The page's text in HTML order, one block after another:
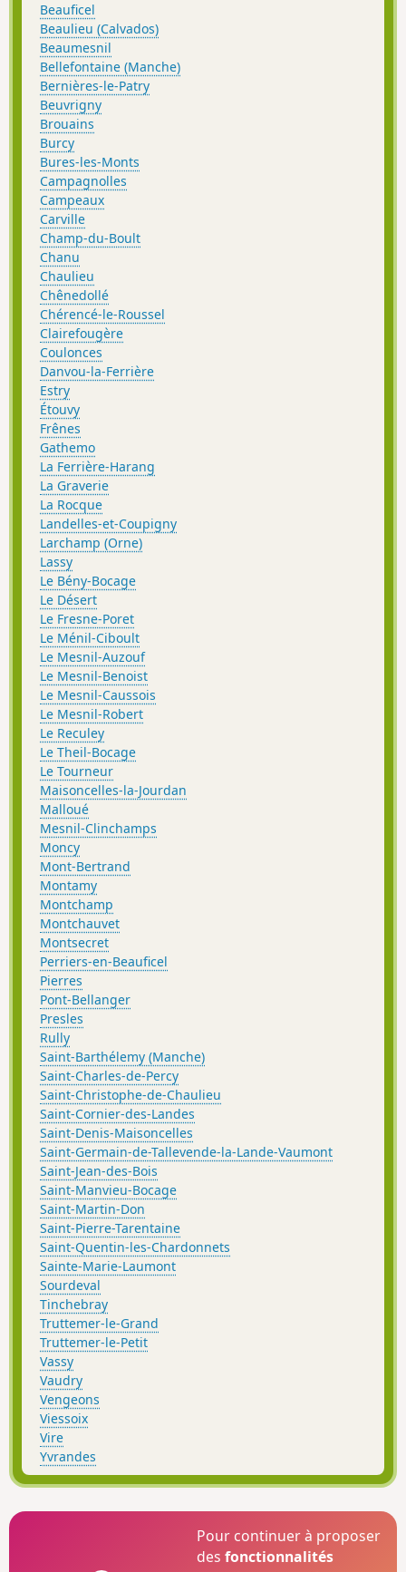
Beauficel
Beaulieu (Calvados)
Beaumesnil
Bellefontaine (Manche)
Bernières-le-Patry
Beuvrigny
Brouains
Burcy
Bures-les-Monts
Campagnolles
Campeaux
Carville
Champ-du-Boult
Chanu
Chaulieu
Chênedollé
Chérencé-le-Roussel
Clairefougère
Coulonces
Danvou-la-Ferrière
Estry
Étouvy
Frênes
Gathemo
La Ferrière-Harang
La Graverie
La Rocque
Landelles-et-Coupigny
Larchamp (Orne)
Lassy
Le Bény-Bocage
Le Désert
Le Fresne-Poret
Le Ménil-Ciboult
Le Mesnil-Auzouf
Le Mesnil-Benoist
Le Mesnil-Caussois
Le Mesnil-Robert
Le Reculey
Le Theil-Bocage
Le Tourneur
Maisoncelles-la-Jourdan
Malloué
Mesnil-Clinchamps
Moncy
Mont-Bertrand
Montamy
Montchamp
Montchauvet
Montsecret
Perriers-en-Beauficel
Pierres
Pont-Bellanger
Presles
Rully
Saint-Barthélemy (Manche)
Saint-Charles-de-Percy
Saint-Christophe-de-Chaulieu
Saint-Cornier-des-Landes
Saint-Denis-Maisoncelles
Saint-Germain-de-Tallevende-la-Lande-Vaumont
Saint-Jean-des-Bois
Saint-Manvieu-Bocage
Saint-Martin-Don
Saint-Pierre-Tarentaine
Saint-Quentin-les-Chardonnets
Sainte-Marie-Laumont
Sourdeval
Tinchebray
Truttemer-le-Grand
Truttemer-le-Petit
Vassy
Vaudry
Vengeons
Viessoix
Vire
Yvrandes
Pour continuer à proposer
desfonctionnalités